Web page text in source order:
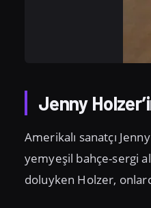
Jenny
Amerikalı sanatçı
yemyeşil bahçe-sergi
doluyken Holzer,